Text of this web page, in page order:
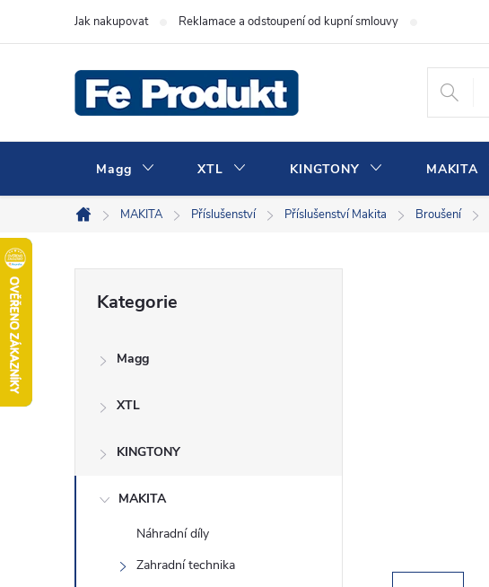
Jak nakupovat Reklamace a odstoupení od kupní smlouvy
Magg XTL KINGTONY MAKITA
Domů
MAKITA Příslušenství Příslušenství Makita Broušení
r
kategorie
Kategorie
Magg
XTL
KINGTONY
MAKITA
Náhradní díly
Zahradní technika